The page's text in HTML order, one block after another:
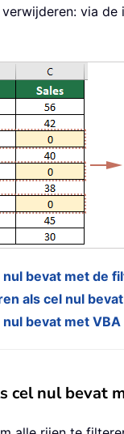
via
bevat met de
als cel nul
bevat met VBA
cel nul bevat